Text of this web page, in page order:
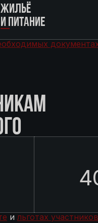
ЖИЛЬЁ
И ПИТАНИЕ
и льготах